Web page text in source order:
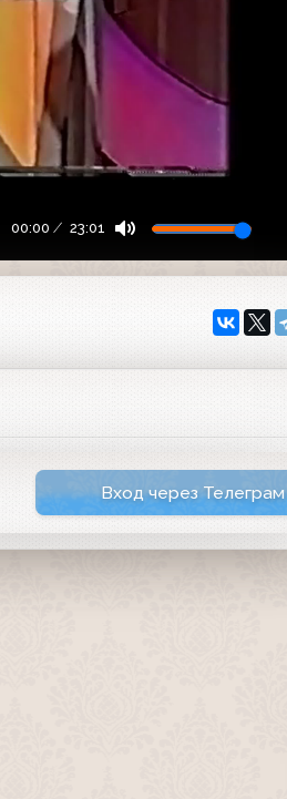
00:00 23:01
Вход через Телеграм